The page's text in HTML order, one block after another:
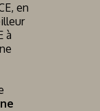
en
à